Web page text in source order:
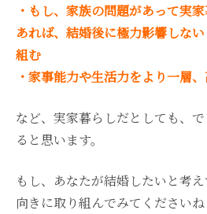
・もし、家族の問題があって実
あれば、結婚後に極力影響しな
組む
・家事能力や生活力をより一層
など、実家暮らしだとしても、
ると思います。
もし、あなたが結婚したいと考
向きに取り組んでみてくださいね